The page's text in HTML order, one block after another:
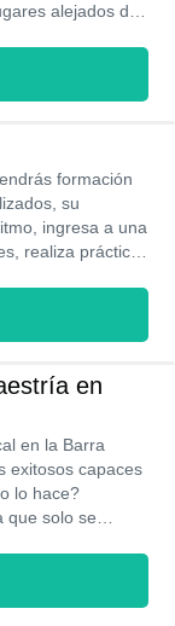
alejados de
profesores son
educación a lo
con validez
formación
su
ingresa a una
realiza prácticas
en
en la Barra
exitosos capaces
lo hace?
que solo se
cómodos
y el